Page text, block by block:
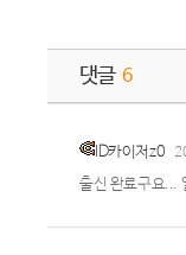
댓글 6
lD카이저z0
출신 완료구요...